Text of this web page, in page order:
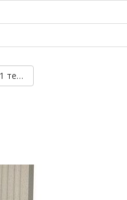
Пилястр Prestige Decor PC 101 тело без покрытия (2.00м) →